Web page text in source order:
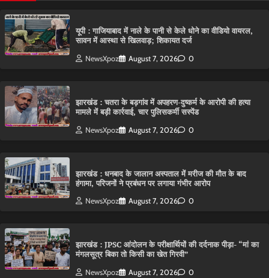
यूपी : गाजियाबाद में नाले के पानी से केले धोने का वीडियो वायरल,
सावन में आस्था से खिलवाड़; शिकायत दर्ज
NewsXpoz August 7, 2026 0
झारखंड : चतरा के बड़गांव में अपहरण-दुष्कर्म के आरोपी की हत्या
मामले में बड़ी कार्रवाई, चार पुलिसकर्मी सस्पेंड
NewsXpoz August 7, 2026 0
झारखंड : धनबाद के जालान अस्पताल में मरीज की मौत के बाद
हंगामा, परिजनों ने प्रबंधन पर लगाया गंभीर आरोप
NewsXpoz August 7, 2026 0
झारखंड : JPSC आंदोलन के परीक्षार्थियों की दर्दनाक पीड़ा- “मां का
मंगलसूत्र बिका तो किसी का खेत गिरवी”
NewsXpoz August 7, 2026 0